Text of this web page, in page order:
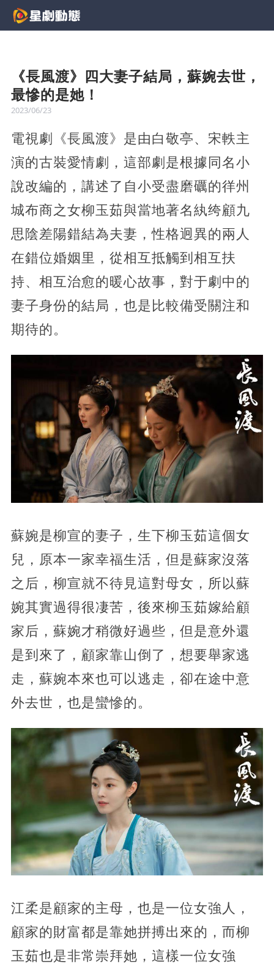
《長風渡》四大妻子結局，蘇婉去世，
最慘的是她！
2023/06/23
電視劇《長風渡》是由白敬亭、宋軼主
演的古裝愛情劇，這部劇是根據同名小
說改編的，講述了自小受盡磨礪的徉州
城布商之女柳玉茹與當地著名紈绔顧九
思陰差陽錯結為夫妻，性格迥異的兩人
在錯位婚姻里，從相互抵觸到相互扶
持、相互治愈的暖心故事，對于劇中的
妻子身份的結局，也是比較備受關注和
期待的。
蘇婉是柳宣的妻子，生下柳玉茹這個女
兒，原本一家幸福生活，但是蘇家沒落
之后，柳宣就不待見這對母女，所以蘇
婉其實過得很凄苦，後來柳玉茹嫁給顧
家后，蘇婉才稍微好過些，但是意外還
是到來了，顧家靠山倒了，想要舉家逃
走，蘇婉本來也可以逃走，卻在途中意
外去世，也是蠻慘的。
江柔是顧家的主母，也是一位女強人，
顧家的財富都是靠她拼搏出來的，而柳
玉茹也是非常崇拜她，這樣一位女強